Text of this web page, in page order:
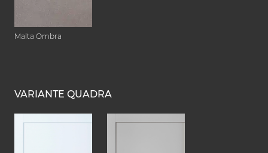
Malta Ombra
VARIANTE QUADRA